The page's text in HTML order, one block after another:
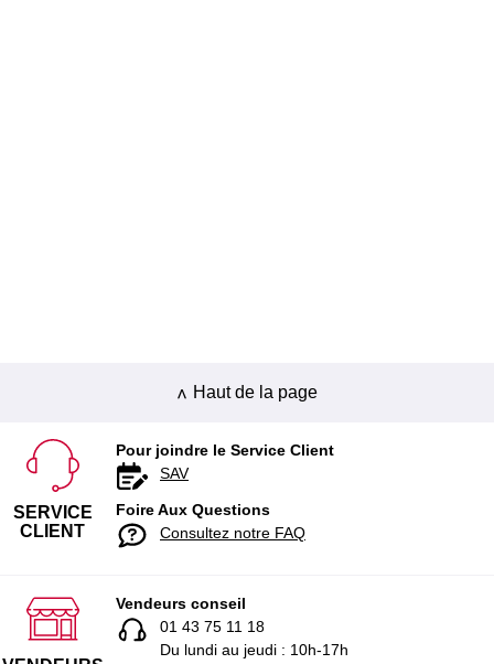
Haut de la page
SERVICE
CLIENT
Pour joindre le Service Client
SAV
Foire Aux Questions
Consultez notre FAQ
Vendeurs conseil
01 43 75 11 18
Du lundi au jeudi : 10h-17h